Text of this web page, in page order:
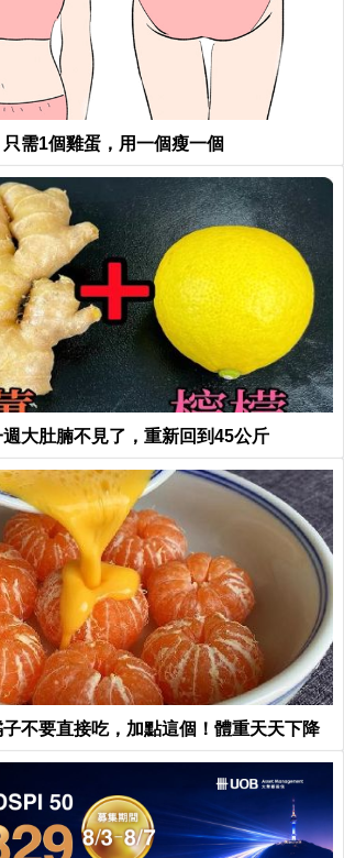
需1個雞蛋，用一個瘦一個
大肚腩不見了，重新回到45公斤
不要直接吃，加點這個！體重天天下降